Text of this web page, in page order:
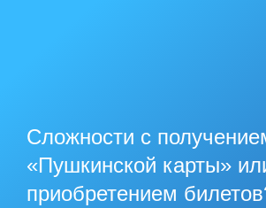
Сложности с
«Пушкинской карты»
приобретением